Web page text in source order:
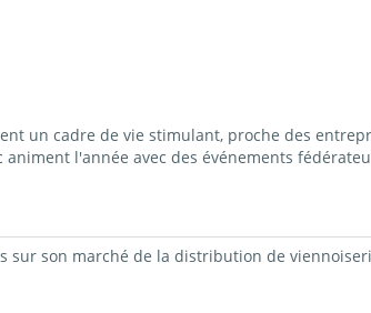
un cadre de vie stimulant, proche des
l'année avec des événements
sur son marché de la distribution de